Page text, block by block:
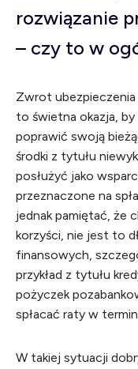
rozwiązanie
– czy to w
Zwrot
to świetna okazja,
poprawić swoją
środki z tytułu
posłużyć jako
przeznaczone na
jednak pamiętać, że
korzyści, nie jest to
finansowych,
przykład z tytułu
pożyczek
spłacać raty w
W takiej sytuacji